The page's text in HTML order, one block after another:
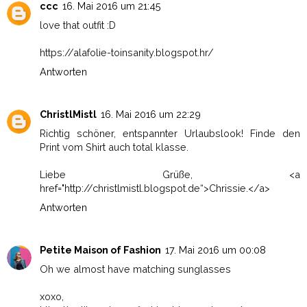
ccc 16. Mai 2016 um 21:45
love that outfit :D
https://alafolie-toinsanity.blogspot.hr/
Antworten
ChristlMistl 16. Mai 2016 um 22:29
Richtig schöner, entspannter Urlaubslook! Finde den
Print vom Shirt auch total klasse.
Liebe Grüße, <a
href="http://christlmistl.blogspot.de“>Chrissie.</a>
Antworten
Petite Maison of Fashion 17. Mai 2016 um 00:08
Oh we almost have matching sunglasses
xoxo,